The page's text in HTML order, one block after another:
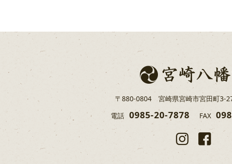
〒880-0804 宮崎県宮崎市宮田町3-
電話 0985-20-7878 FAX